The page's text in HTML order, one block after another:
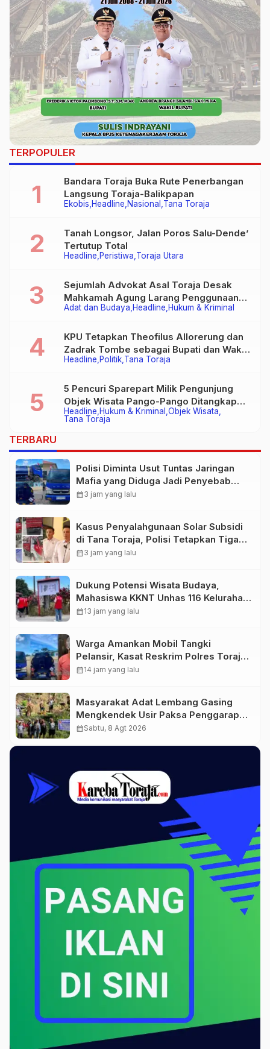
TERPOPULER
Ekobis Headline Nasional Tana Toraja
Bandara Toraja Buka Rute Penerbangan
Langsung Toraja-Balikpapan
Headline Peristiwa Toraja Utara
Tanah Longsor, Jalan Poros Salu-Dende’
Tertutup Total
Adat dan Budaya Headline Hukum & Kriminal
Sejumlah Advokat Asal Toraja Desak
Mahkamah Agung Larang Penggunaan
Alat Berat pada Eksekusi Rumah Adat
Headline Politik Tana Toraja
KPU Tetapkan Theofilus Allorerung dan
Zadrak Tombe sebagai Bupati dan Wakil
Bupati Tana Toraja Terpilih
Headline Hukum & Kriminal Objek Wisata
Tana Toraja
5 Pencuri Sparepart Milik Pengunjung
Objek Wisata Pango-Pango Ditangkap
Polisi
TERBARU
Polisi Diminta Usut Tuntas Jaringan
Mafia yang Diduga Jadi Penyebab
Kelangkaan BBM di Toraja
calendar_month3 jam yang lalu
Kasus Penyalahgunaan Solar Subsidi
di Tana Toraja, Polisi Tetapkan Tiga
Tersangka Baru
calendar_month3 jam yang lalu
Dukung Potensi Wisata Budaya,
Mahasiswa KKNT Unhas 116 Kelurahan
Nonongan Utara Pasang Papan
calendar_month13 jam yang lalu
Warga Amankan Mobil Tangki
Pelansir, Kasat Reskrim Polres Toraja
Utara: Proses Hukum Berjalan
calendar_month14 jam yang lalu
Masyarakat Adat Lembang Gasing
Mengkendek Usir Paksa Penggarap
yang Rusak Kawasan Hutan
calendar_monthSabtu, 8 Agt 2026